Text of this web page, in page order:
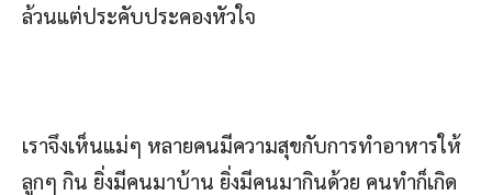
ล้วนแต่ประคับประคองหัวใจ
เราจึงเห็นแม่ๆ หลายคนมีความสุขกับการทำอาหารให้
ลูกๆ กิน ยิ่งมีคนมาบ้าน ยิ่งมีคนมากินด้วย คนทำก็เกิด